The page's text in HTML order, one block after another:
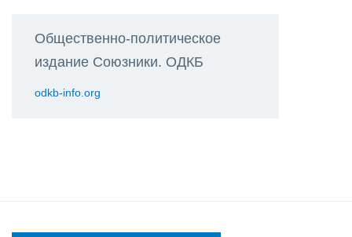
Общественно-политическое
издание Союзники. ОДКБ
odkb-info.org